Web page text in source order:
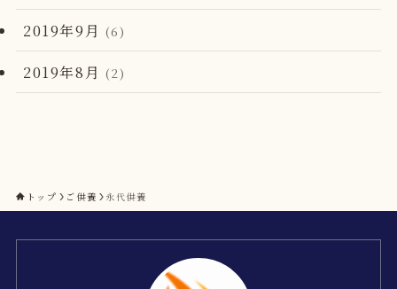
2019年9月 (6)
2019年8月 (2)
トップ ご供養 永代供養